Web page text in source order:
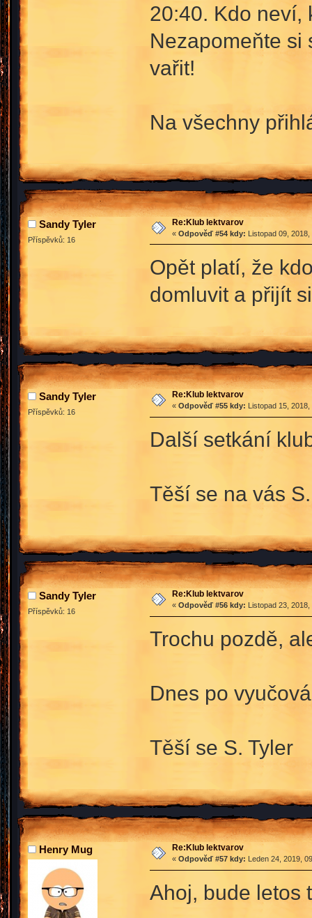
20:40. Kdo neví,
Nezapomeňte si
vařit!
Na všechny
Sandy Tyler
Příspěvků: 16
Re:Klub lektvarov
« Odpověď #54 kdy: Listopad 09,
Opět platí, že
domluvit a přijít
Sandy Tyler
Příspěvků: 16
Re:Klub lektvarov
« Odpověď #55 kdy: Listopad 15,
Další setkání
Těší se na vás
Sandy Tyler
Příspěvků: 16
Re:Klub lektvarov
« Odpověď #56 kdy: Listopad 23,
Trochu pozdě,
Dnes po
Těší se S. Tyler
Henry Mug Re:Klub lektvarov
« Odpověď #57 kdy: Leden 24, 2019,
Ahoj, bude letos